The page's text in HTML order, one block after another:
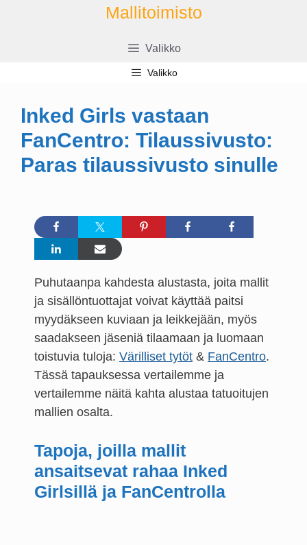
Mallitoimisto
Valikko
Valikko
Inked Girls vastaan
FanCentro: Tilaussivusto:
Paras tilaussivusto sinulle
Puhutaanpa kahdesta alustasta, joita mallit
ja sisällöntuottajat voivat käyttää paitsi
myydäkseen kuviaan ja leikkejään, myös
saadakseen jäseniä tilaamaan ja luomaan
toistuvia tuloja: Värilliset tytöt & FanCentro.
Tässä tapauksessa vertailemme ja
vertailemme näitä kahta alustaa tatuoitujen
mallien osalta.
Tapoja, joilla mallit
ansaitsevat rahaa Inked
Girlsillä ja FanCentrolla